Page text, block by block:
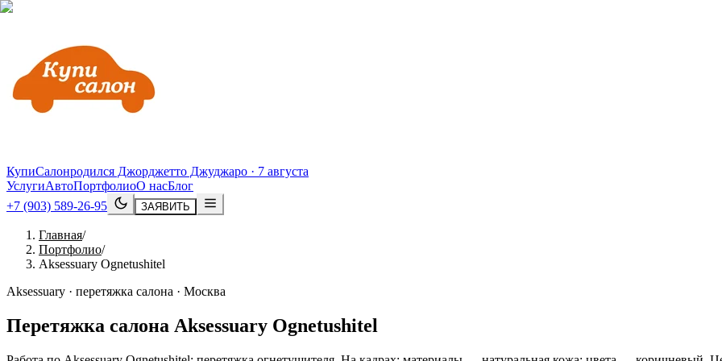
КупиСалонродился Джорджетто Джуджаро · 7 августа
УслугиАвтоПортфолиоО насБлог
+7 (903) 589-26-95
ЗАЯВИТЬ
Главная/
Портфолио/
Aksessuary Ognetushitel
Aksessuary · перетяжка салона · Москва
Перетяжка салона Aksessuary Ognetushitel